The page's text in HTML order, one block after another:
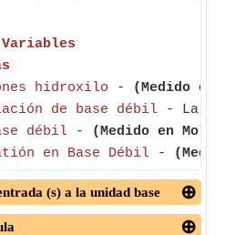
Variables
hidroxilo -
(Medido
de base débil - La
débil -
(Medido en Mol
en Base Débil -
(s) a la unidad base